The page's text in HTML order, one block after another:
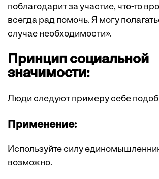
поблагодарит за участие, что-то
всегда рад помочь. Я могу
случае необходимости».
Принцип социальной
значимости:
Люди следуют примеру себе
Применение:
Используйте силу
возможно.